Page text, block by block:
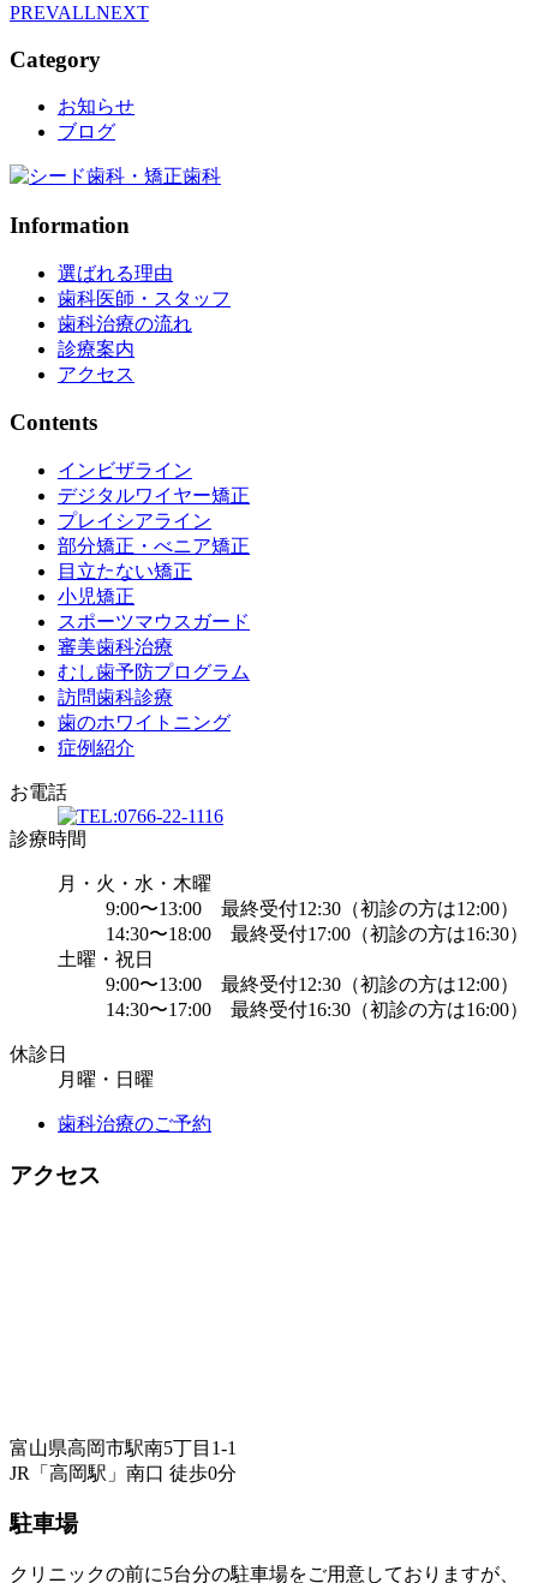
PREVALLNEXT
Category
お知らせ
ブログ
Information
選ばれる理由
歯科医師・スタッフ
歯科治療の流れ
診療案内
アクセス
Contents
インビザライン
デジタルワイヤー矯正
プレイシアライン
部分矯正・べニア矯正
目立たない矯正
小児矯正
スポーツマウスガード
審美歯科治療
むし歯予防プログラム
訪問歯科診療
歯のホワイトニング
症例紹介
お電話
診療時間
月・火・水・木曜
9:00〜13:00 最終受付12:30（初診の方は12:00）
14:30〜18:00 最終受付17:00（初診の方は16:30）
土曜・祝日
9:00〜13:00 最終受付12:30（初診の方は12:00）
14:30〜17:00 最終受付16:30（初診の方は16:00）
休診日
月曜・日曜
歯科治療のご予約
アクセス
富山県高岡市駅南5丁目1-1
JR「高岡駅」南口 徒歩0分
駐車場
クリニックの前に5台分の駐車場をご用意しておりますが、